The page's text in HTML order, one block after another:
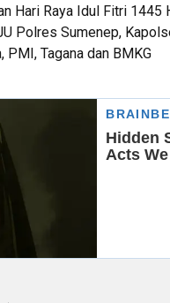
Hari Raya Idul Fitri
Polres Sumenep,
PMI, Tagana dan BMKG